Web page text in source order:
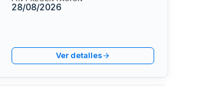
28/08/2026
Ver detalles